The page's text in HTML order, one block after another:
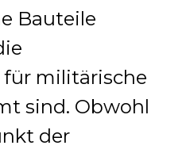
Bauteile
militärische
sind. Obwohl
der